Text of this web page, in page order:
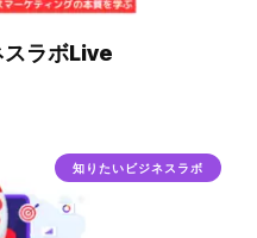
ラボLive
知りたいビジネスラボ